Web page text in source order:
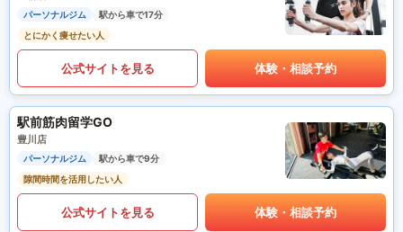
パーソナルジム
駅から車で17分
とにかく痩せたい人
公式サイトを見る 体験・相談予約
駅前筋肉留学GO
豊川店
パーソナルジム
駅から車で9分
隙間時間を活用したい人
公式サイトを見る 体験・相談予約